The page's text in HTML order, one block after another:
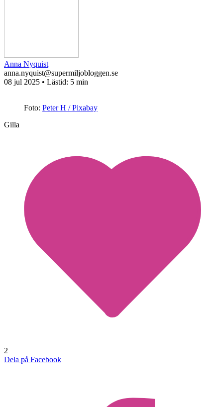
Anna Nyquist
anna.nyquist@supermiljobloggen.se
08 jul 2025 • Lästid: 5 min
Foto: Peter H / Pixabay
Gilla
2
Dela på Facebook